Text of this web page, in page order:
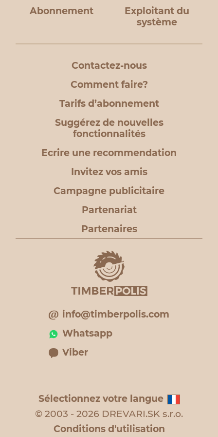
Abonnement
Exploitant du
système
Contactez-nous
Comment faire?
Tarifs d’abonnement
Suggérez de nouvelles
fonctionnalités
Ecrire une recommendation
Invitez vos amis
Campagne publicitaire
Partenariat
Partenaires
info@timberpolis.com
Whatsapp
Viber
Sélectionnez votre langue
© 2003 - 2026 DREVARI.SK s.r.o.
Conditions d'utilisation